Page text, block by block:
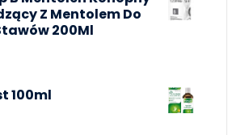
Z Mentolem Do
200Ml
100ml